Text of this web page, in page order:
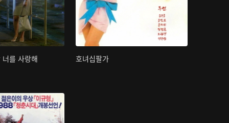
를 사랑해 호녀십팔가